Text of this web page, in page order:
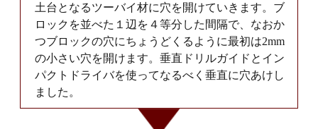
土台となるツーバイ材に穴を開けていきます。ブ
ロックを並べた１辺を４等分した間隔で、なおか
つブロックの穴にちょうどくるように最初は2mm
の小さい穴を開けます。垂直ドリルガイドとイン
パクトドライバを使ってなるべく垂直に穴あけし
ました。